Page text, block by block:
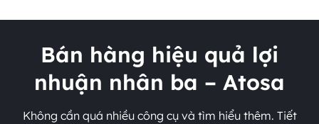
Bán hàng hiệu quả lợi
nhuận nhân ba – Atosa
Không cần quá nhiều công cụ và tìm hiểu thêm. Tiết